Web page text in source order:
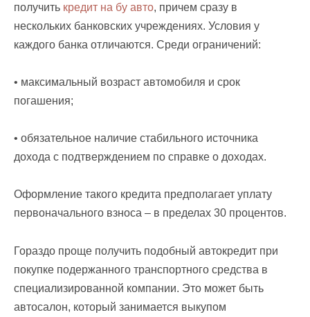
получить кредит на бу авто, причем сразу в
нескольких банковских учреждениях. Условия у
каждого банка отличаются. Среди ограничений:
• максимальный возраст автомобиля и срок
погашения;
• обязательное наличие стабильного источника
дохода с подтверждением по справке о доходах.
Оформление такого кредита предполагает уплату
первоначального взноса – в пределах 30 процентов.
Гораздо проще получить подобный автокредит при
покупке подержанного транспортного средства в
специализированной компании. Это может быть
автосалон, который занимается выкупом